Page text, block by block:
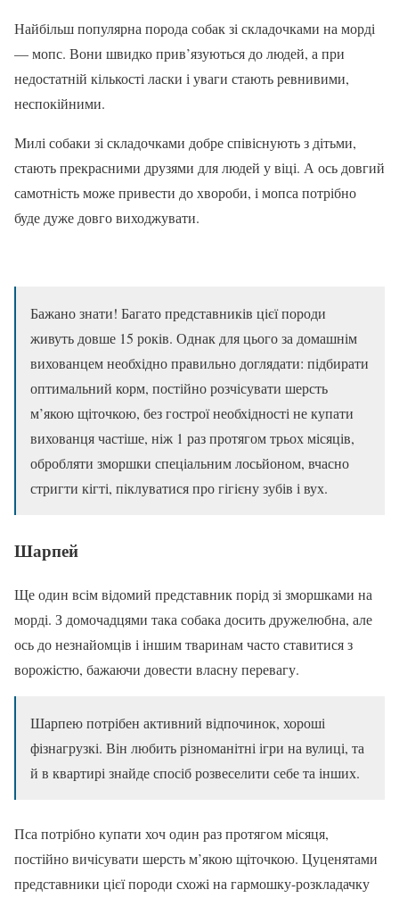
Найбільш популярна порода собак зі складочками на морді
— мопс. Вони швидко прив’язуються до людей, а при
недостатній кількості ласки і уваги стають ревнивими,
неспокійними.
Милі собаки зі складочками добре співіснують з дітьми,
стають прекрасними друзями для людей у віці. А ось довгий
самотність може привести до хвороби, і мопса потрібно
буде дуже довго виходжувати.
Бажано знати! Багато представників цієї породи
живуть довше 15 років. Однак для цього за домашнім
вихованцем необхідно правильно доглядати: підбирати
оптимальний корм, постійно розчісувати шерсть
м’якою щіточкою, без гострої необхідності не купати
вихованця частіше, ніж 1 раз протягом трьох місяців,
обробляти зморшки спеціальним лосьйоном, вчасно
стригти кігті, піклуватися про гігієну зубів і вух.
Шарпей
Ще один всім відомий представник порід зі зморшками на
морді. З домочадцями така собака досить дружелюбна, але
ось до незнайомців і іншим тваринам часто ставитися з
ворожістю, бажаючи довести власну перевагу.
Шарпею потрібен активний відпочинок, хороші
фізнагрузкі. Він любить різноманітні ігри на вулиці, та
й в квартирі знайде спосіб розвеселити себе та інших.
Пса потрібно купати хоч один раз протягом місяця,
постійно вичісувати шерсть м’якою щіточкою. Цуценятами
представники цієї породи схожі на гармошку-розкладачку